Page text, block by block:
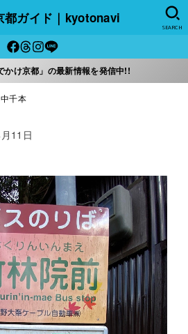
都ガイド｜kyotonavi
SEARCH
け京都」の最新情報を発信中!!
千本
11日